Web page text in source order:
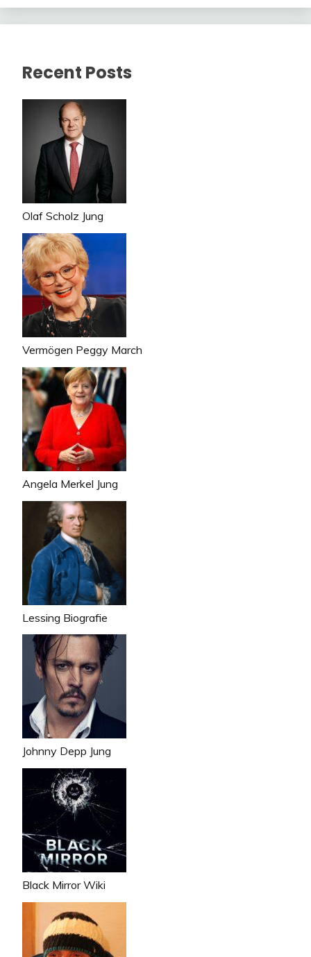
Recent Posts
Olaf Scholz Jung
Vermögen Peggy March
Angela Merkel Jung
Lessing Biografie
Johnny Depp Jung
Black Mirror Wiki